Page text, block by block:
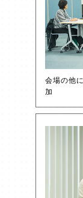
会場の他
加